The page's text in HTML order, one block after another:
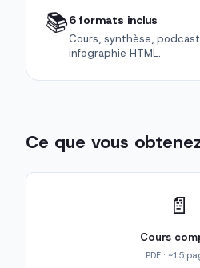
📚6 formats inclus
Cours, synthèse,
infographie HTML.
Ce que vous
📄
Cours
PDF · ~15